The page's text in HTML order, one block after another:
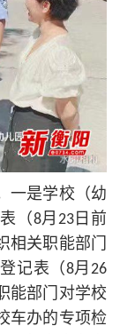
一是学校（幼
（8月23日前
关职能部门
记表（8月26
能部门对学校
车办的专项检